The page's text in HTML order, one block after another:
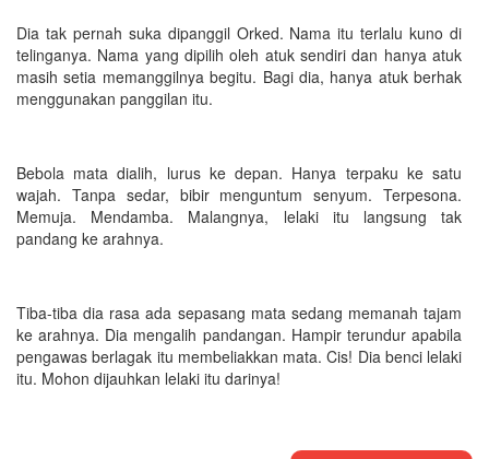
Dia tak pernah suka dipanggil Orked. Nama itu terlalu kuno di
telinganya. Nama yang dipilih oleh atuk sendiri dan hanya atuk
masih setia memanggilnya begitu. Bagi dia, hanya atuk berhak
menggunakan panggilan itu.
Bebola mata dialih, lurus ke depan. Hanya terpaku ke satu
wajah. Tanpa sedar, bibir menguntum senyum. Terpesona.
Memuja. Mendamba. Malangnya, lelaki itu langsung tak
pandang ke arahnya.
Tiba-tiba dia rasa ada sepasang mata sedang memanah tajam
ke arahnya. Dia mengalih pandangan. Hampir terundur apabila
pengawas berlagak itu membeliakkan mata. Cis! Dia benci lelaki
itu. Mohon dijauhkan lelaki itu darinya!